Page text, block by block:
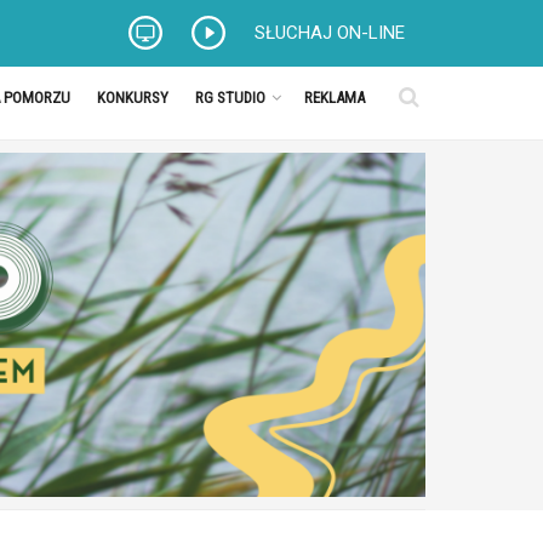
SŁUCHAJ ON-LINE
KONKURSY RG STUDIO REKLAMA